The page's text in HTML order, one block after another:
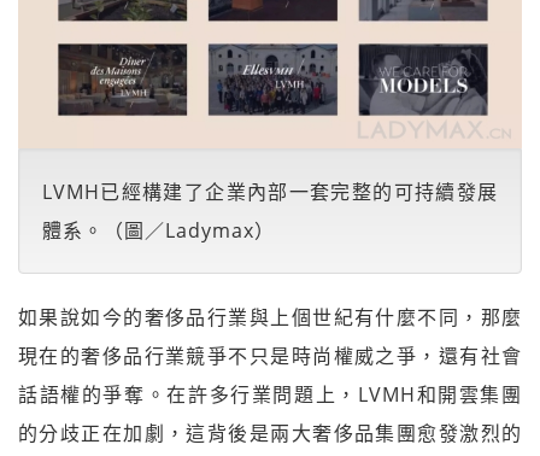
LVMH已經構建了企業內部一套完整的可持續發展
體系。（圖／Ladymax）
如果說如今的奢侈品行業與上個世紀有什麼不同，那麼
現在的奢侈品行業競爭不只是時尚權威之爭，還有社會
話語權的爭奪。在許多行業問題上，LVMH和開雲集團
的分歧正在加劇，這背後是兩大奢侈品集團愈發激烈的